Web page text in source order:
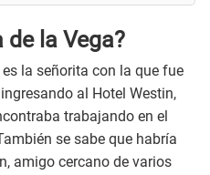
de la Vega?
es la señorita con la que fue
ingresando al Hotel Westin,
trabajando en el
se sabe que habría
amigo cercano de varios